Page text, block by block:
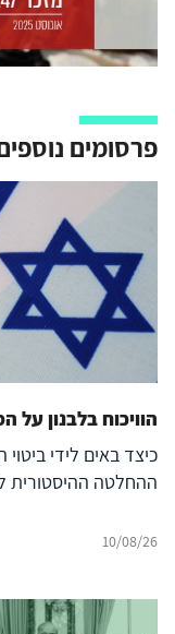
פרסומים
הוויכוח בלבנון
כיצד באים לידי
ההחלטה ההיסטורית
10/08/26